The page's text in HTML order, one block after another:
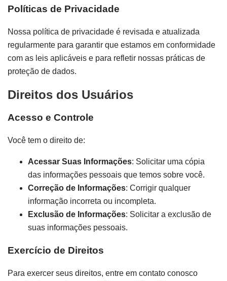
Políticas de Privacidade
Nossa política de privacidade é revisada e atualizada
regularmente para garantir que estamos em conformidade
com as leis aplicáveis e para refletir nossas práticas de
proteção de dados.
Direitos dos Usuários
Acesso e Controle
Você tem o direito de:
Acessar Suas Informações: Solicitar uma cópia
das informações pessoais que temos sobre você.
Correção de Informações: Corrigir qualquer
informação incorreta ou incompleta.
Exclusão de Informações: Solicitar a exclusão de
suas informações pessoais.
Exercício de Direitos
Para exercer seus direitos, entre em contato conosco